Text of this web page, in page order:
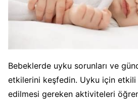
Bebeklerde uyku sorunları ve
etkilerini keşfedin. Uyku için
edilmesi gereken aktiviteleri